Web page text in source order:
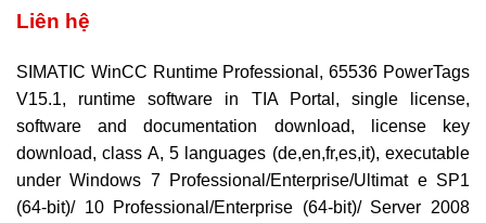
Liên hệ
SIMATIC WinCC Runtime Professional, 65536 PowerTags
V15.1, runtime software in TIA Portal, single license,
software and documentation download, license key
download, class A, 5 languages (de,en,fr,es,it), executable
under Windows 7 Professional/Enterprise/Ultimat e SP1
(64-bit)/ 10 Professional/Enterprise (64-bit)/ Server 2008